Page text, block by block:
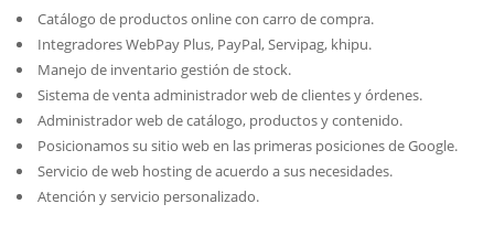
Catálogo de productos online con carro de compra.
Integradores WebPay Plus, PayPal, Servipag, khipu.
Manejo de inventario gestión de stock.
Sistema de venta administrador web de clientes y órdenes.
Administrador web de catálogo, productos y contenido.
Posicionamos su sitio web en las primeras posiciones de Google.
Servicio de web hosting de acuerdo a sus necesidades.
Atención y servicio personalizado.